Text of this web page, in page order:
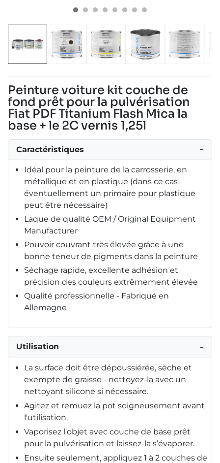
Peinture voiture kit couche de
fond prêt pour la pulvérisation
Fiat PDF Titanium Flash Mica la
base + le 2C vernis 1,25l
Caractéristiques −
Idéal pour la peinture de la carrosserie, en
métallique et en plastique (dans ce cas
éventuellement un primaire pour plastique
peut être nécessaire)
Laque de qualité OEM / Original Equipment
Manufacturer
Pouvoir couvrant très élevée grâce à une
bonne teneur de pigments dans la peinture
Séchage rapide, excellente adhésion et
précision des couleurs extrêmement élevée
Qualité professionnelle - Fabriqué en
Allemagne
Utilisation −
La surface doit être dépoussiérée, sèche et
exempte de graisse - nettoyez-la avec un
nettoyant silicone si nécessaire.
Agitez et remuez la pot soigneusement avant
l'utilisation.
Vaporisez l'objet avec couche de base prêt
pour la pulvérisation et laissez-la s’évaporer.
Ensuite seulement, appliquez 1 à 2 couches de